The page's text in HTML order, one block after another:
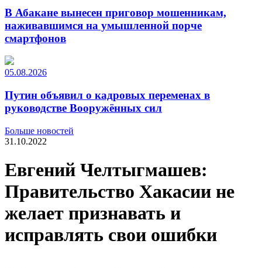
В Абакане вынесен приговор мошенникам,
наживавшимся на умышленной порче
смартфонов
05.08.2026
Путин объявил о кадровых переменах в
руководстве Вооружённых сил
Больше новостей
31.10.2022
Евгений Челтыгмашев:
Правительство Хакасии не
желает признавать и
исправлять свои ошибки